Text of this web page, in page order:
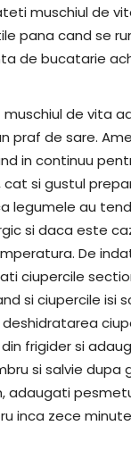
muschiul de
pana cand se
de bucatarie
muschiul de vita
praf de sare.
in continuu
si gustul
legumele au
si daca este
De
ciupercile
si ciupercile isi
frigider si
si salvie
adaugati
inca zece